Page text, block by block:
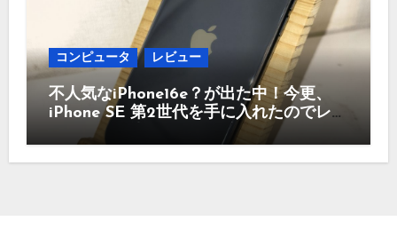
コンピュータ レビュー
不人気なiPhone16e？が出た中！今更、
iPhone SE 第2世代を手に入れたのでレビ
ュー まだ使えるのか？今買うのはどう
かなど！